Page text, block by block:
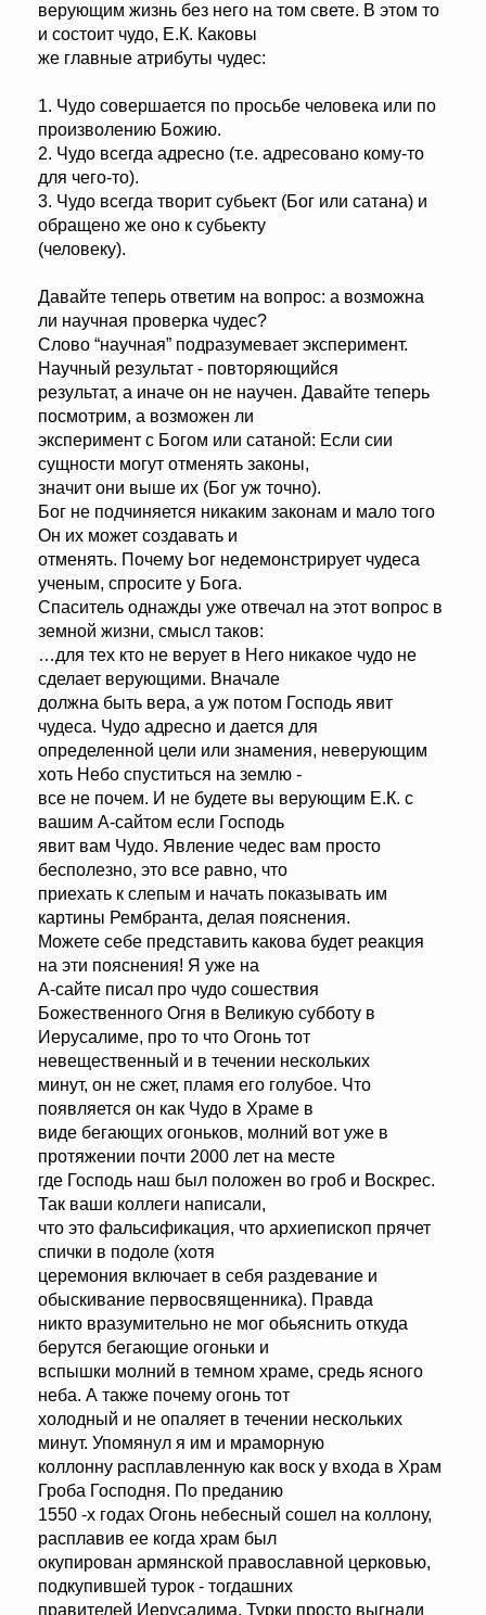
верующим жизнь без него на том свете. В этом то
и состоит чудо, Е.К. Каковы
же главные атрибуты чудес:
1. Чудо совершается по просьбе человека или по
произволению Божию.
2. Чудо всегда адресно (т.е. адресовано кому-то
для чего-то).
3. Чудо всегда творит субьект (Бог или сатана) и
обращено же оно к субьекту
(человеку).
Давайте теперь ответим на вопрос: а возможна
ли научная проверка чудес?
Слово “научная” подразумевает эксперимент.
Научный результат - повторяющийся
результат, а иначе он не научен. Давайте теперь
посмотрим, а возможен ли
эксперимент с Богом или сатаной: Если сии
сущности могут отменять законы,
значит они выше их (Бог уж точно).
Бог не подчиняется никаким законам и мало того
Он их может создавать и
отменять. Почему Ьог недемонстрирует чудеса
ученым, спросите у Бога.
Спаситель однажды уже отвечал на этот вопрос в
земной жизни, смысл таков:
…для тех кто не верует в Него никакое чудо не
сделает верующими. Вначале
должна быть вера, а уж потом Господь явит
чудеса. Чудо адресно и дается для
определенной цели или знамения, неверующим
хоть Небо спуститься на землю -
все не почем. И не будете вы верующим Е.К. с
вашим А-сайтом если Господь
явит вам Чудо. Явление чедес вам просто
бесполезно, это все равно, что
приехать к слепым и начать показывать им
картины Рембранта, делая пояснения.
Можете себе представить какова будет реакция
на эти пояснения! Я уже на
А-сайте писал про чудо сошествия
Божественного Огня в Великую субботу в
Иерусалиме, про то что Огонь тот
невещественный и в течении нескольких
минут, он не сжет, пламя его голубое. Что
появляется он как Чудо в Храме в
виде бегающих огоньков, молний вот уже в
протяжении почти 2000 лет на месте
где Господь наш был положен во гроб и Воскрес.
Так ваши коллеги написали,
что это фальсификация, что архиепископ прячет
спички в подоле (хотя
церемония включает в себя раздевание и
обыскивание первосвященника). Правда
никто вразумительно не мог обьяснить откуда
берутся бегающие огоньки и
вспышки молний в темном храме, средь ясного
неба. А также почему огонь тот
холодный и не опаляет в течении нескольких
минут. Упомянул я им и мраморную
коллонну расплавленную как воск у входа в Храм
Гроба Господня. По преданию
1550 -х годах Огонь небесный сошел на коллону,
расплавив ее когда храм был
окупирован армянской православной церковью,
подкупившей турок - тогдашних
правителей Иерусалима. Турки просто выгнали